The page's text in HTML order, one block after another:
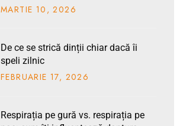
MARTIE 10 , 2026
De ce se strică dinții chiar dacă îi
speli zilnic
FEBRUARIE17, 2026
Respirația pe gură vs. respirația pe